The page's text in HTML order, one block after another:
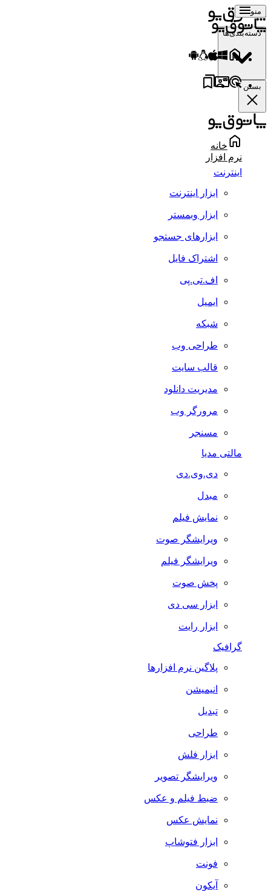
منو
دسته‌بندی‌ها
بستن
خانه
نرم افزار
اینترنت
ابزار اینترنت
ابزار وبمستر
ابزارهای جستجو
اشتراک فایل
اف.تی.پی
ایمیل
شبکه
طراحی وب
قالب سایت
مدیریت دانلود
مرورگر وب
مسنجر
مالتی مدیا
دی.وی.دی
مبدل
نمایش فیلم
ویرایشگر صوت
ویرایشگر فیلم
پخش صوت
ابزار سی دی
ابزار رایت
گرافیک
پلاگین نرم افزارها
انیمیشن
تبدیل
طراحی
ابزار فلش
ویرایشگر تصویر
ضبط فيلم و عكس
نمایش عکس
ابزار فتوشاپ
فونت
آیکون